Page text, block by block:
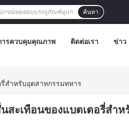
ค้นหา
ารควบคุมคุณภาพ ติดต่อเรา ข่าว
สำหรับอุตสาหกรรมทหาร
สะเทือนของแบตเตอรี่สำ